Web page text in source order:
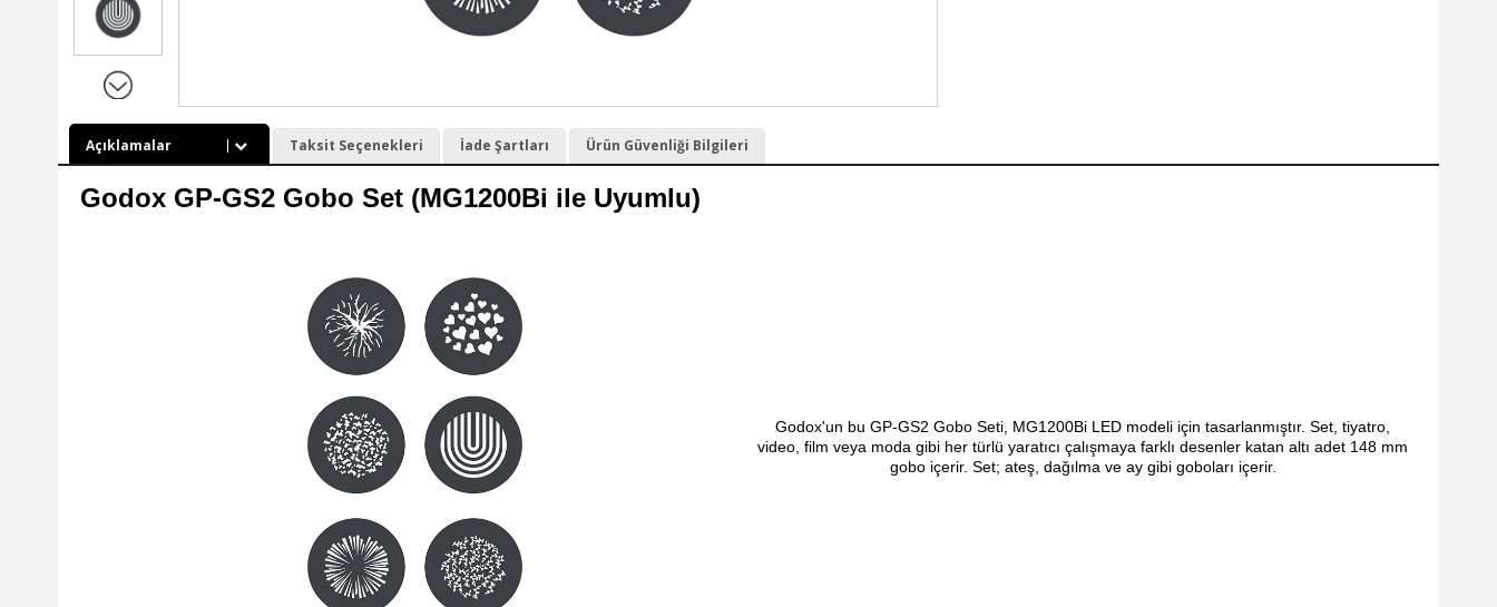
Açıklamalar Taksit Seçenekleri İade Şartları Ürün Güvenliği Bilgileri
Godox GP-GS2 Gobo Set (MG1200Bi ile Uyumlu)
Godox'un bu GP-GS2 Gobo Seti, MG1200Bi LED modeli için tasarlanmıştır. Set, tiyatro,
video, film veya moda gibi her türlü yaratıcı çalışmaya farklı desenler katan altı adet 148 mm
gobo içerir. Set; ateş, dağılma ve ay gibi goboları içerir.